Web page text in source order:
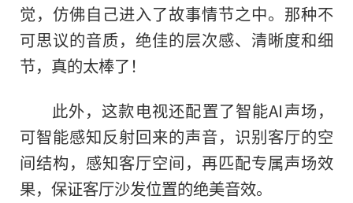
觉，仿佛自己进入了故事情节之中。那种不
可思议的音质，绝佳的层次感、清晰度和细
节，真的太棒了！
此外，这款电视还配置了智能AI声场，
可智能感知反射回来的声音，识别客厅的空
间结构，感知客厅空间，再匹配专属声场效
果，保证客厅沙发位置的绝美音效。